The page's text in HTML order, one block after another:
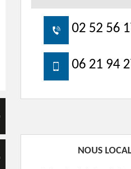
02 52 56
06 21 94
NOUS